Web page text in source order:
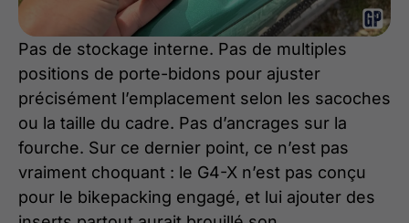
Pas de stockage interne. Pas de multiples
positions de porte-bidons pour ajuster
précisément l’emplacement selon les sacoches
ou la taille du cadre. Pas d’ancrages sur la
fourche. Sur ce dernier point, ce n’est pas
vraiment choquant : le G4-X n’est pas conçu
pour le bikepacking engagé, et lui ajouter des